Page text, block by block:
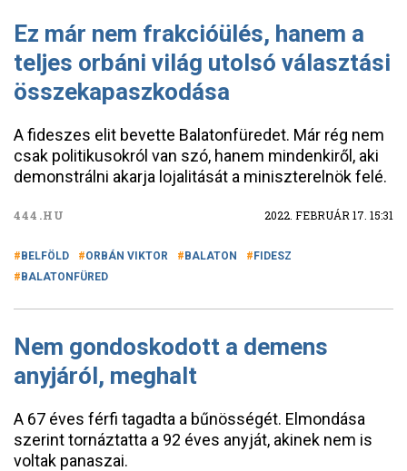
Ez már nem frakcióülés, hanem a
teljes orbáni világ utolsó választási
összekapaszkodása
A fideszes elit bevette Balatonfüredet. Már rég nem
csak politikusokról van szó, hanem mindenkiről, aki
demonstrálni akarja lojalitását a miniszterelnök felé.
444.HU 2022. FEBRUÁR 17. 15:31
BELFÖLD ORBÁN VIKTOR BALATON
FIDESZ
BALATONFÜRED
Nem gondoskodott a demens
anyjáról, meghalt
A 67 éves férfi tagadta a bűnösségét. Elmondása
szerint tornáztatta a 92 éves anyját, akinek nem is
voltak panaszai.